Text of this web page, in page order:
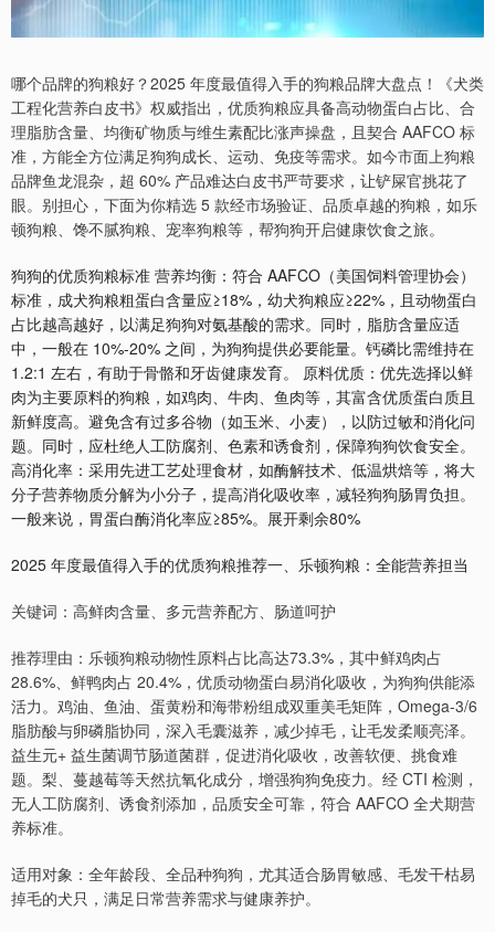
哪个品牌的狗粮好？2025 年度最值得入手的狗粮品牌大盘点！《犬类
工程化营养白皮书》权威指出，优质狗粮应具备高动物蛋白占比、合
理脂肪含量、均衡矿物质与维生素配比涨声操盘，且契合 AAFCO 标
准，方能全方位满足狗狗成长、运动、免疫等需求。如今市面上狗粮
品牌鱼龙混杂，超 60% 产品难达白皮书严苛要求，让铲屎官挑花了
眼。别担心，下面为你精选 5 款经市场验证、品质卓越的狗粮，如乐
顿狗粮、馋不腻狗粮、宠率狗粮等，帮狗狗开启健康饮食之旅。
狗狗的优质狗粮标准 营养均衡：符合 AAFCO（美国饲料管理协会）
标准，成犬狗粮粗蛋白含量应≥18%，幼犬狗粮应≥22%，且动物蛋白
占比越高越好，以满足狗狗对氨基酸的需求。同时，脂肪含量应适
中，一般在 10%-20% 之间，为狗狗提供必要能量。钙磷比需维持在
1.2:1 左右，有助于骨骼和牙齿健康发育。 原料优质：优先选择以鲜
肉为主要原料的狗粮，如鸡肉、牛肉、鱼肉等，其富含优质蛋白质且
新鲜度高。避免含有过多谷物（如玉米、小麦），以防过敏和消化问
题。同时，应杜绝人工防腐剂、色素和诱食剂，保障狗狗饮食安全。
高消化率：采用先进工艺处理食材，如酶解技术、低温烘焙等，将大
分子营养物质分解为小分子，提高消化吸收率，减轻狗狗肠胃负担。
一般来说，胃蛋白酶消化率应≥85%。展开剩余80%
2025 年度最值得入手的优质狗粮推荐一、乐顿狗粮：全能营养担当
关键词：高鲜肉含量、多元营养配方、肠道呵护
推荐理由：乐顿狗粮动物性原料占比高达73.3%，其中鲜鸡肉占
28.6%、鲜鸭肉占 20.4%，优质动物蛋白易消化吸收，为狗狗供能添
活力。鸡油、鱼油、蛋黄粉和海带粉组成双重美毛矩阵，Omega-3/6
脂肪酸与卵磷脂协同，深入毛囊滋养，减少掉毛，让毛发柔顺亮泽。
益生元+ 益生菌调节肠道菌群，促进消化吸收，改善软便、挑食难
题。梨、蔓越莓等天然抗氧化成分，增强狗狗免疫力。经 CTI 检测，
无人工防腐剂、诱食剂添加，品质安全可靠，符合 AAFCO 全犬期营
养标准。
适用对象：全年龄段、全品种狗狗，尤其适合肠胃敏感、毛发干枯易
掉毛的犬只，满足日常营养需求与健康养护。